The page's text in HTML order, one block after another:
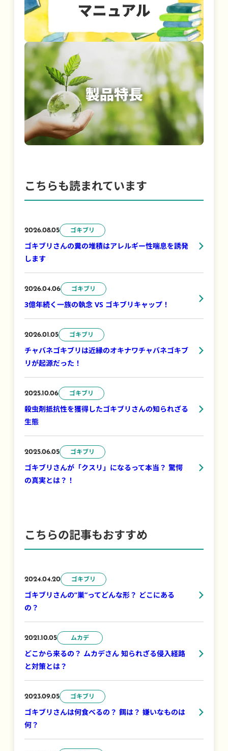
こちらも読まれています
2026.08.05 ゴキブリ
ゴキブリさんの糞の堆積はアレルギー性喘息を誘発
します
2026.04.06 ゴキブリ
3億年続く一族の執念 VS ゴキブリキャップ！
2026.01.05 ゴキブリ
チャバネゴキブリは近縁のオキナワチャバネゴキブ
リが起源だった！
2025.10.06 ゴキブリ
殺虫剤抵抗性を獲得したゴキブリさんの知られざる
生態
2025.06.05 ゴキブリ
ゴキブリさんが「クスリ」になるって本当？ 驚愕
の真実とは？！
こちらの記事もおすすめ
2024.04.20 ゴキブリ
ゴキブリさんの”巣”ってどんな形？ どこにある
の？
2021.10.05 ムカデ
どこから来るの？ ムカデさん 知られざる侵入経路
と対策とは？
2023.09.05 ゴキブリ
ゴキブリさんは何食べるの？ 餌は？ 嫌いなものは
何？